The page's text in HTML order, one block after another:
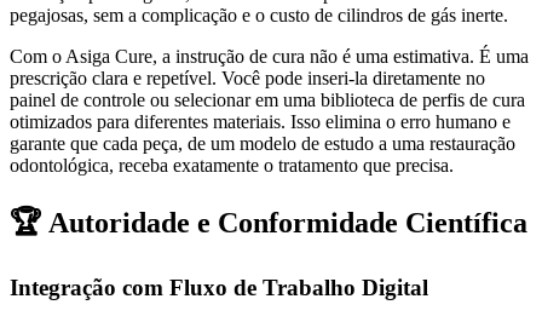
pegajosas, sem a complicação e o custo de cilindros de gás inerte.
Com o Asiga Cure, a instrução de cura não é uma estimativa. É uma
prescrição clara e repetível. Você pode inseri-la diretamente no
painel de controle ou selecionar em uma biblioteca de perfis de cura
otimizados para diferentes materiais. Isso elimina o erro humano e
garante que cada peça, de um modelo de estudo a uma restauração
odontológica, receba exatamente o tratamento que precisa.
🏆 Autoridade e Conformidade Científica
Integração com Fluxo de Trabalho Digital